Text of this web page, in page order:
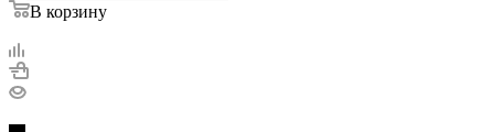
В корзину